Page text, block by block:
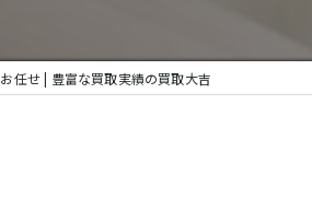
任せ | 豊富な買取実績の買取大吉